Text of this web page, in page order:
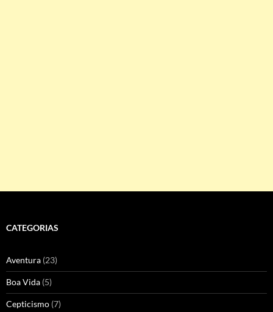
CATEGORIAS
Aventura (23)
Boa Vida (5)
Cepticismo (7)